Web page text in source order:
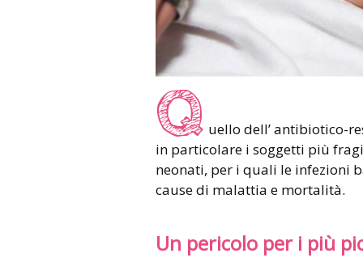
Q uello dell’ antibiotico-
in particolare i soggetti più
neonati, per i quali le infezioni
cause di malattia e mortalità.
Un pericolo per i più